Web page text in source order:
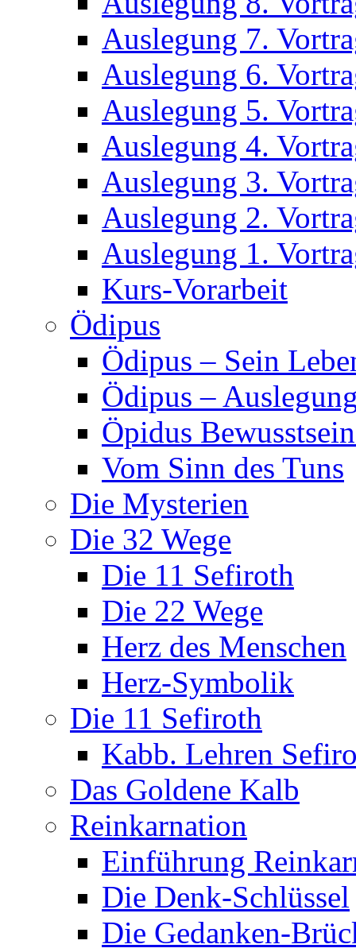
Auslegung 7.
Auslegung 6.
Auslegung 5.
Auslegung 4.
Auslegung 3.
Auslegung 2.
Auslegung 1.
Kurs-Vorarbeit
Ödipus
Ödipus – Sein
Ödipus –
Öpidus
Vom Sinn des Tuns
Die Mysterien
Die 32 Wege
Die 11 Sefiroth
Die 22 Wege
Herz des Menschen
Herz-Symbolik
Die 11 Sefiroth
Kabb. Lehren
Das Goldene Kalb
Reinkarnation
Einführung
Die Denk-Schlüssel
Die Gedanken-